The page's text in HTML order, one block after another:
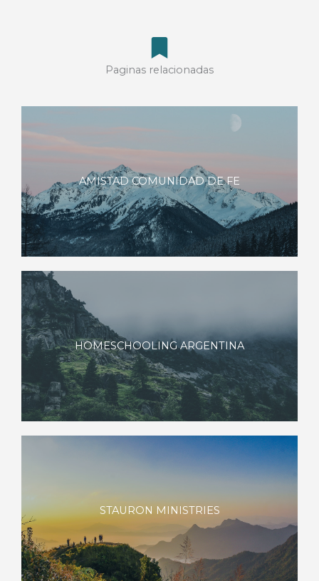
Paginas relacionadas
AMISTAD COMUNIDAD DE FE
HOMESCHOOLING ARGENTINA
STAURON MINISTRIES